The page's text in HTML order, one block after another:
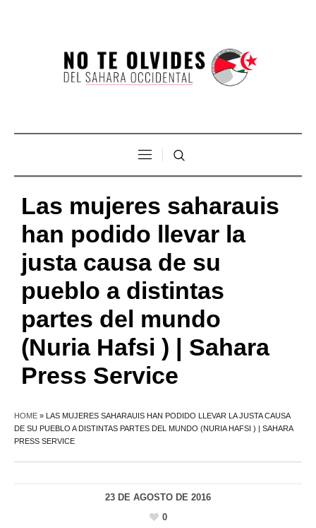
Las mujeres saharauis
han podido llevar la
justa causa de su
pueblo a distintas
partes del mundo
(Nuria Hafsi ) | Sahara
Press Service
HOME » LAS MUJERES SAHARAUIS HAN PODIDO LLEVAR LA JUSTA CAUSA
DE SU PUEBLO A DISTINTAS PARTES DEL MUNDO (NURIA HAFSI ) | SAHARA
PRESS SERVICE
23 DE AGOSTO DE 2016
0